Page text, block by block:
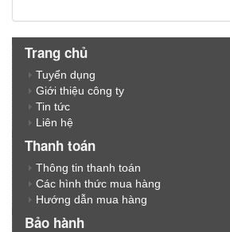
Trang chủ
Tuyển dụng
Giới thiệu công ty
Tin tức
Liên hệ
Thanh toán
Thông tin thanh toán
Các hình thức mua hàng
Hướng dẫn mua hàng
Bảo hành